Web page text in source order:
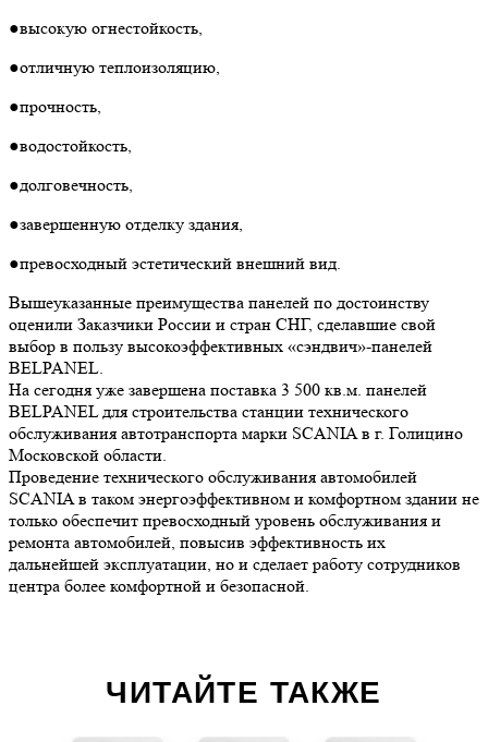
●высокую огнестойкость,
●отличную теплоизоляцию,
●прочность,
●водостойкость,
●долговечность,
●завершенную отделку здания,
●превосходный эстетический внешний вид.
Вышеуказанные преимущества панелей по достоинству
оценили Заказчики России и стран СНГ, сделавшие свой
выбор в пользу высокоэффективных «сэндвич»-панелей
BELPANEL.
На сегодня уже завершена поставка 3 500 кв.м. панелей
BELPANEL для строительства станции технического
обслуживания автотранспорта марки SCANIA в г. Голицино
Московской области.
Проведение технического обслуживания автомобилей
SCANIA в таком энергоэффективном и комфортном здании не
только обеспечит превосходный уровень обслуживания и
ремонта автомобилей, повысив эффективность их
дальнейшей эксплуатации, но и сделает работу сотрудников
центра более комфортной и безопасной.
ЧИТАЙТЕ ТАКЖЕ